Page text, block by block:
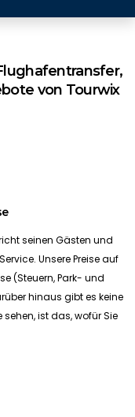
von Tourwix
seinen Gästen und
Unsere Preise auf
(Steuern, Park- und
hinaus gibt es keine
ist das, wofür Sie